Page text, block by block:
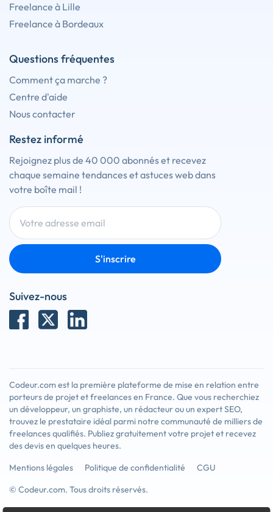
Freelance à Lille
Freelance à Bordeaux
Questions fréquentes
Comment ça marche ?
Centre d'aide
Nous contacter
Restez informé
Rejoignez plus de 40 000 abonnés et recevez
chaque semaine tendances et astuces web dans
votre boîte mail !
S'inscrire
Suivez-nous
Codeur.com est la première plateforme de mise en relation entre
porteurs de projet et freelances en France. Que vous recherchiez
un développeur, un graphiste, un rédacteur ou un expert SEO,
trouvez le prestataire idéal parmi notre communauté de milliers de
freelances qualifiés. Publiez gratuitement votre projet et recevez
des devis en quelques heures.
Mentions légales
Politique de confidentialité
CGU
© Codeur.com. Tous droits réservés.